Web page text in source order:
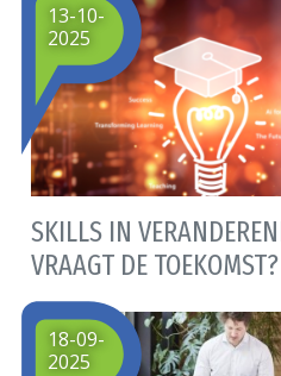
SKILLS IN
VRAAGT DE TOEKOMST?
13-10-
2025
18-09-
2025